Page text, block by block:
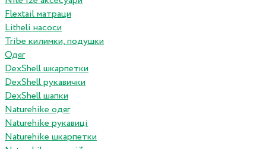
Flextail матраци
Litheli насоси
Tribe килимки, подушки
Одяг
DexShell шкарпетки
DexShell рукавички
DexShell шапки
Naturehike одяг
Naturehike рукавиці
Naturehike шкарпетки